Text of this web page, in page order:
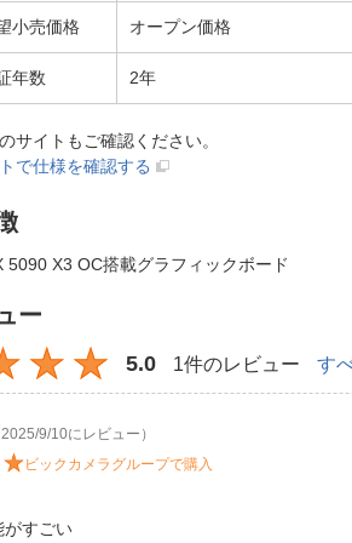
小売価格 オープン価格
年数 2年
サイトもご確認ください。
で仕様を確認する
5090 X3 OC搭載グラフィックボード
ー
5.0 1件のレビュー す
2025/9/10にレビュー）
ビックカメラグループで購入
がすごい